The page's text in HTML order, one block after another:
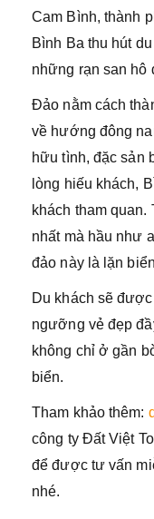
Cam Bình, thành
Bình Ba thu hút
những rạn san hô
Đảo nằm cách
về hướng đông
hữu tình, đặc sản
lòng hiếu khách,
khách tham quan.
nhất mà hầu như
đảo này là lặn
Du khách sẽ
ngưỡng vẻ đẹp
không chỉ ở gần
biển.
Tham khảo thêm:
công ty Đất Việt
để được tư vấn
nhé.